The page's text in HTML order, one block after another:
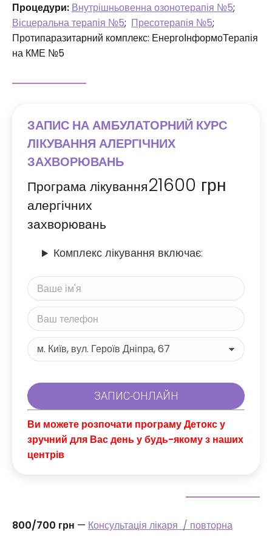
Процедури: Внутрішньовенна озонотерапія №5;
Вісцеральна терапія №5; Пресотерапія №5;
Протипаразитарний комплекс: ЕнергоІнформоТерапія
на КМЕ №5
ЗАПИС НА АМБУЛАТОРНИЙ КУРС
ЛІКУВАННЯ АЛЕРГІЧНИХ
ЗАХВОРЮВАНЬ
Програма лікування
алергічних
захворювань
21600 грн
Комплекс лікування включає:
Ви можете розпочати програму Детокс у
зручний для Вас день у будь-якому з наших
центрів
800/700 грн — Консультація лікаря / повторна